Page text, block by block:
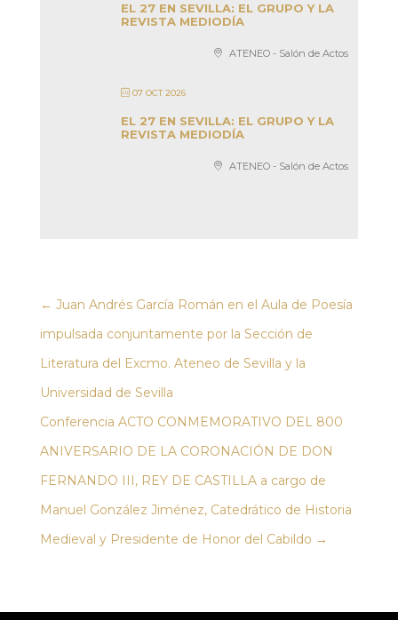
EL 27 EN SEVILLA: EL GRUPO Y LA
REVISTA MEDIODÍA
ATENEO - Salón de Actos
07 OCT 2026
EL 27 EN SEVILLA: EL GRUPO Y LA
REVISTA MEDIODÍA
ATENEO - Salón de Actos
← Juan Andrés García Román en el Aula de Poesía
impulsada conjuntamente por la Sección de
Literatura del Excmo. Ateneo de Sevilla y la
Universidad de Sevilla
Conferencia ACTO CONMEMORATIVO DEL 800
ANIVERSARIO DE LA CORONACIÓN DE DON
FERNANDO III, REY DE CASTILLA a cargo de
Manuel González Jiménez, Catedrático de Historia
Medieval y Presidente de Honor del Cabildo →